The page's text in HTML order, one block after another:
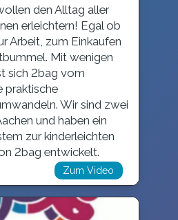
den Alltag aller
erleichtern! Egal ob
Arbeit, zum Einkaufen
Mit wenigen
sich 2bag vom
praktische
Wir sind zwei
und haben ein
zur kinderleichten
2bag entwickelt.
Zum Video